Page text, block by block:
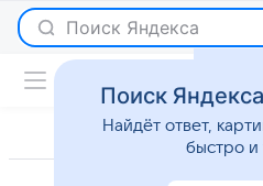
Поиск Яндекса
Поиск
Найдёт ответ,
быстро и